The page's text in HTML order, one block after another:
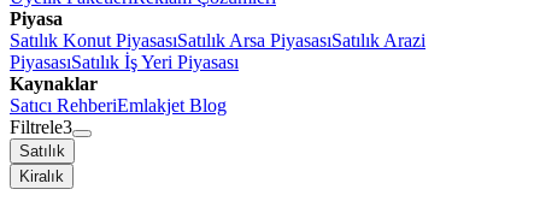
Piyasa
Satılık Konut PiyasasıSatılık Arsa PiyasasıSatılık Arazi
PiyasasıSatılık İş Yeri Piyasası
Kaynaklar
Satıcı RehberiEmlakjet Blog
Filtrele3
Satılık
Kiralık